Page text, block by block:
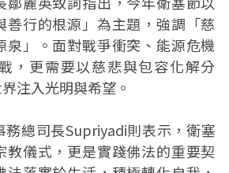
善行的根源」為主題，強調「慈
泉」。面對戰爭衝突、能源危機
，更需要以慈悲與包容化解分
注入光明與希望。
務總司長Supriyadi則表示，衛塞
教儀式，更是實踐佛法的重要契